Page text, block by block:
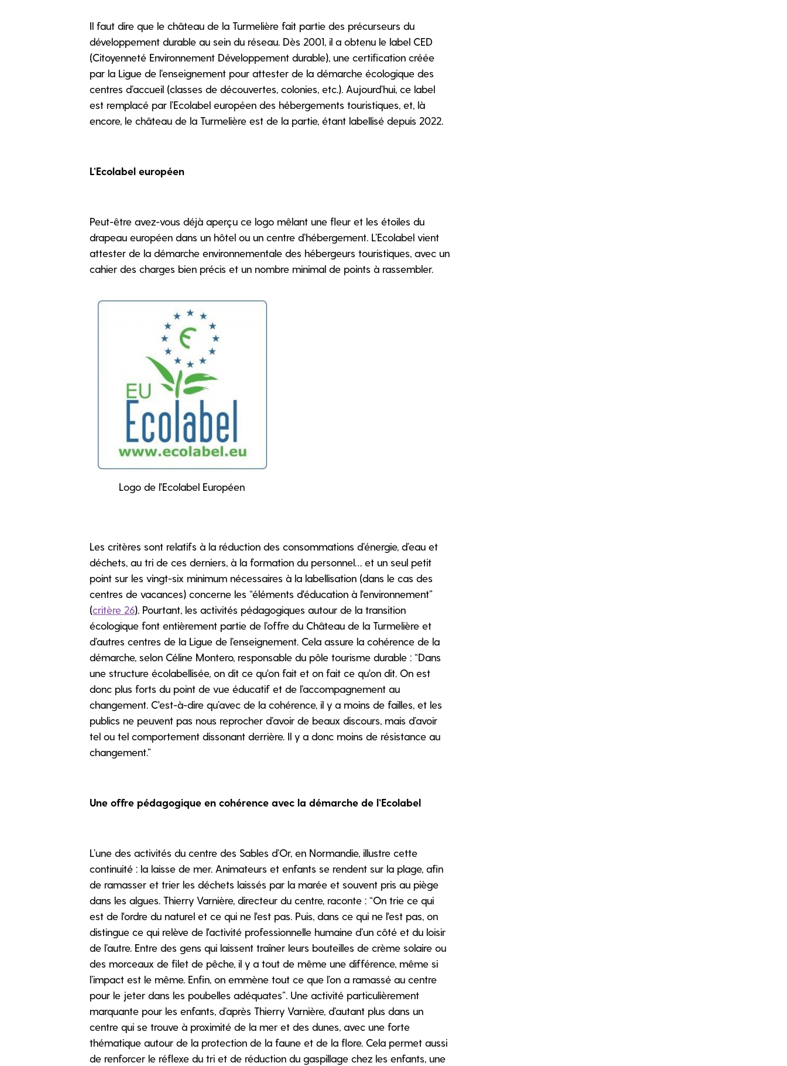
Il faut dire que le château de la Turmelière fait partie des précurseurs du
développement durable au sein du réseau. Dès 2001, il a obtenu le label CED
(Citoyenneté Environnement Développement durable), une certification créée
par la Ligue de l’enseignement pour attester de la démarche écologique des
centres d’accueil (classes de découvertes, colonies, etc.). Aujourd’hui, ce label
est remplacé par l’Ecolabel européen des hébergements touristiques, et, là
encore, le château de la Turmelière est de la partie, étant labellisé depuis 2022.
L’Ecolabel européen
Peut-être avez-vous déjà aperçu ce logo mêlant une fleur et les étoiles du
drapeau européen dans un hôtel ou un centre d’hébergement. L’Ecolabel vient
attester de la démarche environnementale des hébergeurs touristiques, avec un
cahier des charges bien précis et un nombre minimal de points à rassembler.
Logo de l'Ecolabel Européen
Les critères sont relatifs à la réduction des consommations d’énergie, d’eau et
déchets, au tri de ces derniers, à la formation du personnel… et un seul petit
point sur les vingt-six minimum nécessaires à la labellisation (dans le cas des
centres de vacances) concerne les “éléments d'éducation à l'environnement”
(critère 26). Pourtant, les activités pédagogiques autour de la transition
écologique font entièrement partie de l’offre du Château de la Turmelière et
d’autres centres de la Ligue de l’enseignement. Cela assure la cohérence de la
démarche, selon Céline Montero, responsable du pôle tourisme durable : “Dans
une structure écolabellisée, on dit ce qu'on fait et on fait ce qu'on dit. On est
donc plus forts du point de vue éducatif et de l’accompagnement au
changement. C'est-à-dire qu’avec de la cohérence, il y a moins de failles, et les
publics ne peuvent pas nous reprocher d’avoir de beaux discours, mais d’avoir
tel ou tel comportement dissonant derrière. Il y a donc moins de résistance au
changement.”
Une offre pédagogique en cohérence avec la démarche de l’Ecolabel
L’une des activités du centre des Sables d’Or, en Normandie, illustre cette
continuité : la laisse de mer. Animateurs et enfants se rendent sur la plage, afin
de ramasser et trier les déchets laissés par la marée et souvent pris au piège
dans les algues. Thierry Varnière, directeur du centre, raconte : “On trie ce qui
est de l'ordre du naturel et ce qui ne l'est pas. Puis, dans ce qui ne l'est pas, on
distingue ce qui relève de l'activité professionnelle humaine d’un côté et du loisir
de l’autre. Entre des gens qui laissent traîner leurs bouteilles de crème solaire ou
des morceaux de filet de pêche, il y a tout de même une différence, même si
l’impact est le même. Enfin, on emmène tout ce que l’on a ramassé au centre
pour le jeter dans les poubelles adéquates”. Une activité particulièrement
marquante pour les enfants, d’après Thierry Varnière, d’autant plus dans un
centre qui se trouve à proximité de la mer et des dunes, avec une forte
thématique autour de la protection de la faune et de la flore. Cela permet aussi
de renforcer le réflexe du tri et de réduction du gaspillage chez les enfants, une